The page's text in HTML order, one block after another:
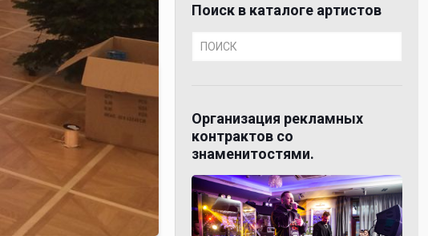
Поиск в каталоге артистов
Организация рекламных
контрактов со
знаменитостями.